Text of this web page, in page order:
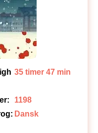
35 timer 47 min
1198
Dansk